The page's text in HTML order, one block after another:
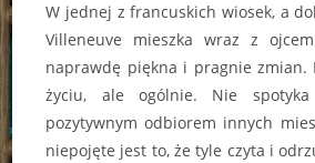
W jednej z francuskich wiosek, a
Villeneuve mieszka wraz z
naprawdę piękna i pragnie zmian.
życiu, ale ogólnie. Nie
pozytywnym odbiorem innych
niepojęte jest to, że tyle czyta i